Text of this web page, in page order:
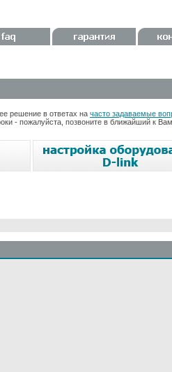
решение в ответах на часто задаваемые
- пожалуйста, позвоните в ближайший к Вам